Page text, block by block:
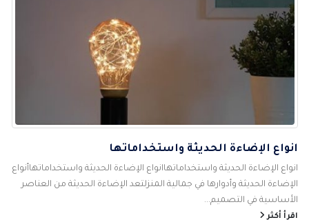
انواع الإضاءة الحديثة واستخداماتها
انواع الإضاءة الحديثة واستخداماتهاانواع الإضاءة الحديثة واستخداماتهاأنواع
الإضاءة الحديثة وأدوارها في جمالية المنزلتعد الإضاءة الحديثة من العناصر
الأساسية في التصميم...
اقرأ أكثر